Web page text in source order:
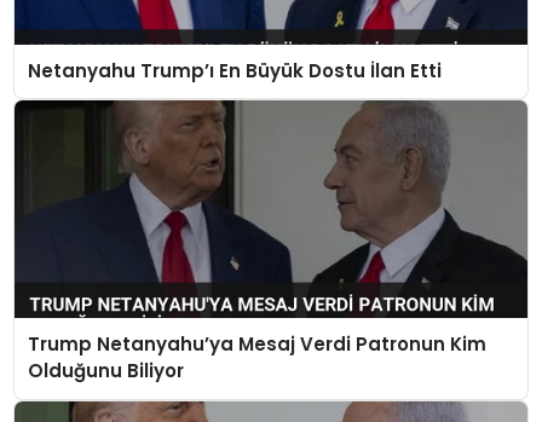
SAĞLIK
Netanyahu Trump’ı En Büyük Dostu İlan Etti
Trump Netanyahu’ya Mesaj Verdi Patronun Kim
Olduğunu Biliyor